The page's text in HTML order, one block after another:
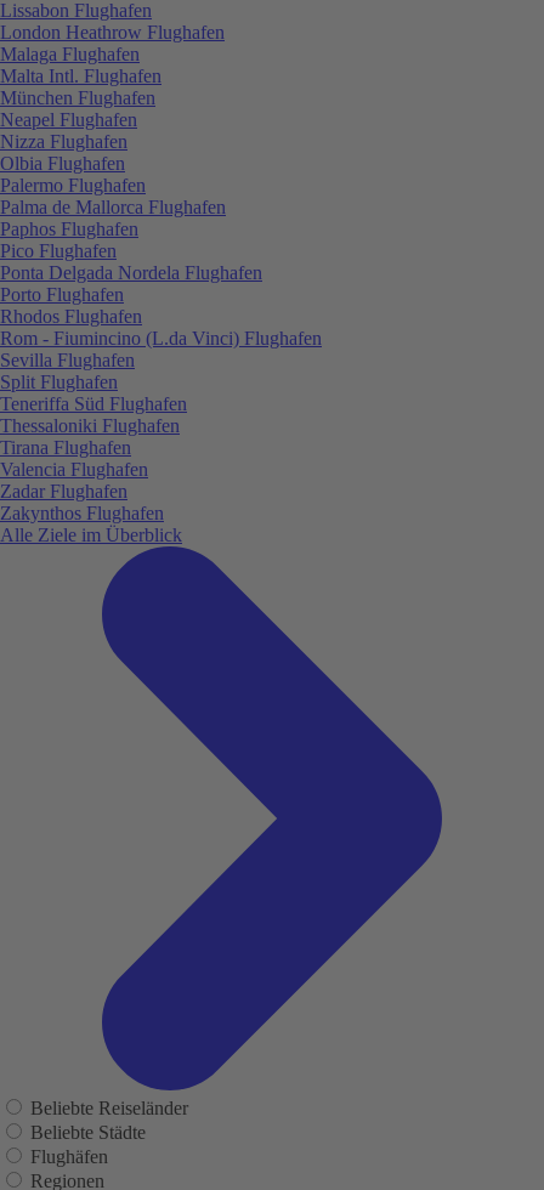
Lissabon Flughafen
London Heathrow Flughafen
Malaga Flughafen
Malta Intl. Flughafen
München Flughafen
Neapel Flughafen
Nizza Flughafen
Olbia Flughafen
Palermo Flughafen
Palma de Mallorca Flughafen
Paphos Flughafen
Pico Flughafen
Ponta Delgada Nordela Flughafen
Porto Flughafen
Rhodos Flughafen
Rom - Fiumincino (L.da Vinci) Flughafen
Sevilla Flughafen
Split Flughafen
Teneriffa Süd Flughafen
Thessaloniki Flughafen
Tirana Flughafen
Valencia Flughafen
Zadar Flughafen
Zakynthos Flughafen
Alle Ziele im Überblick
Beliebte Reiseländer
Beliebte Städte
Flughäfen
Regionen